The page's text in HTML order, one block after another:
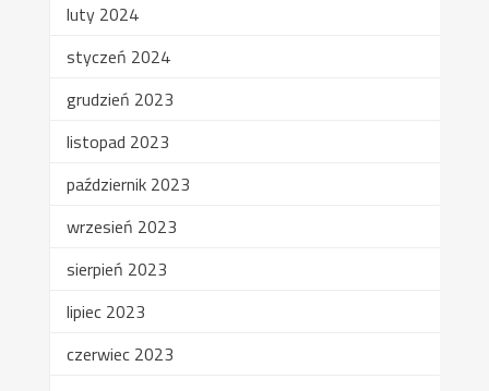
luty 2024
styczeń 2024
grudzień 2023
listopad 2023
październik 2023
wrzesień 2023
sierpień 2023
lipiec 2023
czerwiec 2023